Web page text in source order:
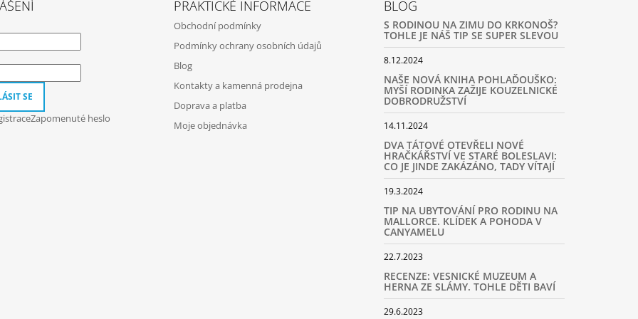
SE
Zapomenuté heslo
PRAKTICKÉ INFORMACE
Obchodní podmínky
Podmínky ochrany osobních údajů
Blog
Kontakty a kamenná prodejna
Doprava a platba
Moje objednávka
BLOG
S RODINOU NA ZIMU DO KRKONOŠ?
TOHLE JE NÁŠ TIP SE SUPER SLEVOU
8.12.2024
NAŠE NOVÁ KNIHA POHLAĎOUŠKO:
MYŠÍ RODINKA ZAŽIJE KOUZELNICKÉ
DOBRODRUŽSTVÍ
14.11.2024
DVA TÁTOVÉ OTEVŘELI NOVÉ
HRAČKÁŘSTVÍ VE STARÉ BOLESLAVI:
CO JE JINDE ZAKÁZÁNO, TADY VÍTAJÍ
19.3.2024
TIP NA UBYTOVÁNÍ PRO RODINU NA
MALLORCE. KLÍDEK A POHODA V
CANYAMELU
22.7.2023
RECENZE: VESNICKÉ MUZEUM A
HERNA ZE SLÁMY. TOHLE DĚTI BAVÍ
29.6.2023